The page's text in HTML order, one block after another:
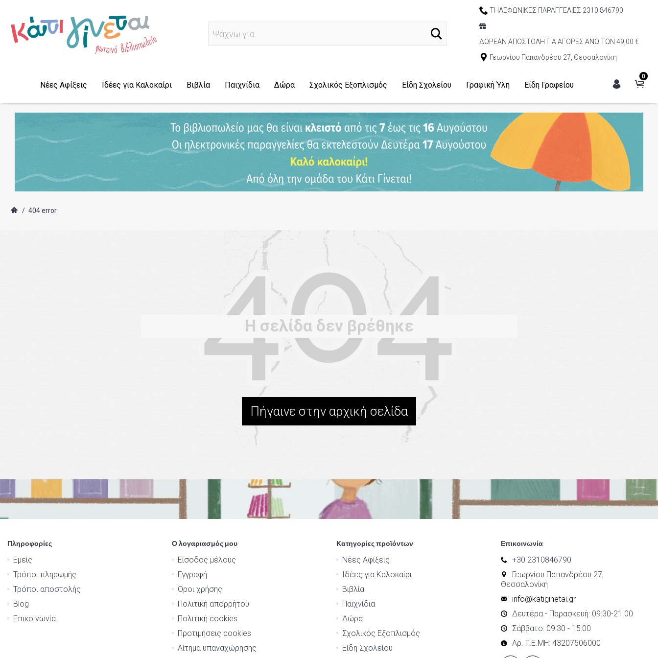
Ψάχνω για...
ΤΗΛΕΦΩΝΙΚΕΣ ΠΑΡΑΓΓΕΛΙΕΣ 2310 846790
ΔΩΡΕΑΝ ΑΠΟΣΤΟΛΗ ΓΙΑ ΑΓΟΡΕΣ ΑΝΩ ΤΩΝ 49,00 €
Γεωργίου Παπανδρέου 27, Θεσσαλονίκη
0
Νέες Αφίξεις Ιδέες για Καλοκαίρι Βιβλία Παιχνίδια Δώρα Σχολικός Εξοπλισμός Είδη Σχολείου Γραφική Ύλη Είδη Γραφείου
/ 404 error
Η σελίδα δεν βρέθηκε
Πήγαινε στην αρχική σελίδα
Πληροφορίες
Εμείς
Τρόποι πληρωμής
Τρόποι αποστολής
Blog
Επικοινωνία
Ο λογαριασμός μου
Είσοδος μέλους
Εγγραφή
Όροι χρήσης
Πολιτική απορρήτου
Πολιτική cookies
Προτιμήσεις cookies
Αίτημα υπαναχώρησης
Κατηγορίες προϊόντων
Νέες Αφίξεις
Ιδέες για Καλοκαίρι
Βιβλία
Παιχνίδια
Δώρα
Σχολικός Εξοπλισμός
Είδη Σχολείου
Επικοινωνία
+30 2310846790
Γεωργίου Παπανδρέου 27,
Θεσσαλονίκη
info@katiginetai.gr
Δευτέρα - Παρασκευή: 09:30-21.00
Σάββατο: 09:30 - 15:00
Αρ. Γ.Ε.ΜΗ: 43207506000